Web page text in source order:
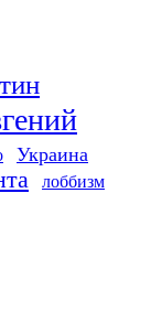
Украина
лоббизм